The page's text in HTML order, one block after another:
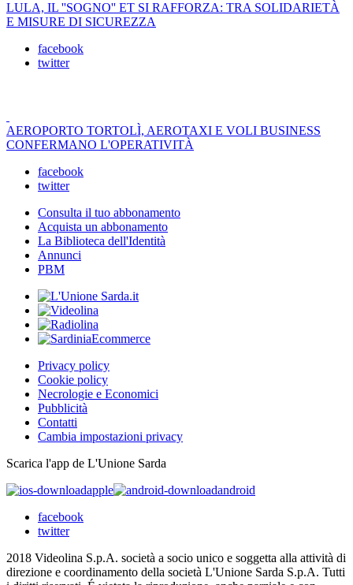
LULA, IL ''SOGNO'' ET SI RAFFORZA: TRA SOLIDARIETÀ
E MISURE DI SICUREZZA
facebook
twitter
AEROPORTO TORTOLÌ, AEROTAXI E VOLI BUSINESS
CONFERMANO L'OPERATIVITÀ
facebook
twitter
Consulta il tuo abbonamento
Acquista un abbonamento
La Biblioteca dell'Identità
Annunci
PBM
Privacy policy
Cookie policy
Necrologie e Economici
Pubblicità
Contatti
Cambia impostazioni privacy
Scarica l'app de L'Unione Sarda
apple
android
facebook
twitter
2018 Videolina S.p.A. società a socio unico e soggetta alla attività di
direzione e coordinamento della società L'Unione Sarda S.p.A. Tutti